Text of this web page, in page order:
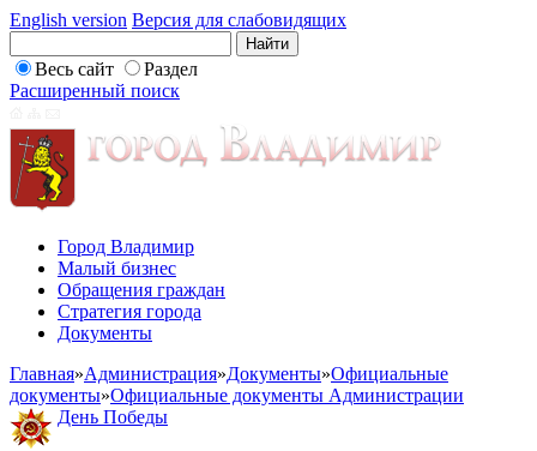
English version Версия для слабовидящих
Весь сайт
Раздел
Расширенный поиск
Город Владимир
Малый бизнес
Обращения граждан
Стратегия города
Документы
Главная»Администрация»Документы»Официальные
документы»Официальные документы Администрации
День Победы